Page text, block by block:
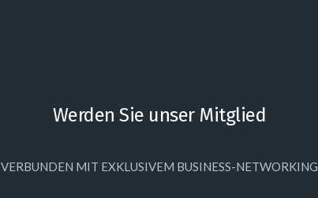
Werden Sie unser Mitglied
VERBUNDEN MIT EXKLUSIVEM BUSINESS-NETWORKING